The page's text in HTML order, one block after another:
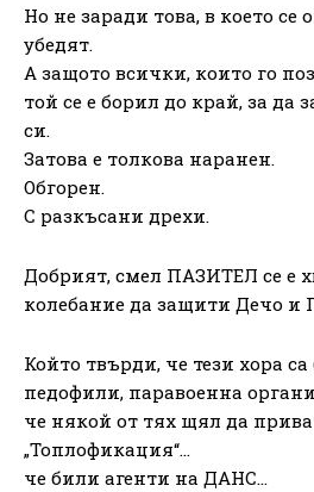
Но не заради това, в което се
убедят.
А защото всички, които го
той се е борил до край, за да
си.
Затова е толкова наранен.
Обгорен.
С разкъсани дрехи.
Добрият, смел ПАЗИТЕЛ се е
колебание да защити Дечо и
Който твърди, че тези хора
педофили, паравоенна
че някой от тях щял да
„Топлофикация“…
че били агенти на ДАНС…